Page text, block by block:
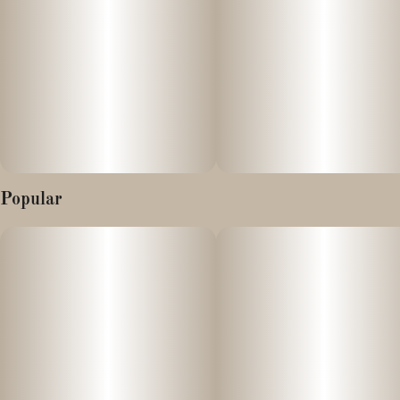
estuviera entrando a casa de tu abuela, anhelando el dulce aroma
de un popurrí floral de canela, velas y un toque de Fabuloso. Este
híbrido cremoso y delicioso, con predominancia índica y sutiles
notas a diésel, reduce el estrés con un subidón cerebral fiable,
Popular